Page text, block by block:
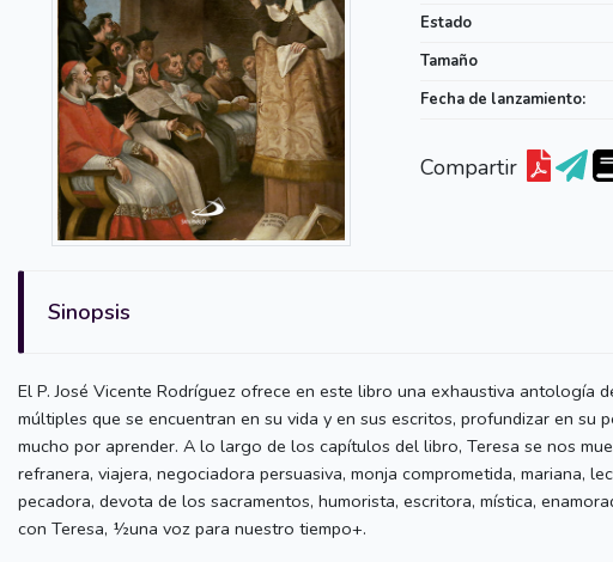
Estado
Tamaño
Fecha de lanzamiento:
Compartir
Sinopsis
El P. José Vicente Rodríguez ofrece en este libro una exhaustiva
múltiples que se encuentran en su vida y en sus escritos, profundizar en
mucho por aprender. A lo largo de los capítulos del libro, Teresa se nos
refranera, viajera, negociadora persuasiva, monja comprometida, mariana,
pecadora, devota de los sacramentos, humorista, escritora, mística,
con Teresa, ½una voz para nuestro tiempo+.